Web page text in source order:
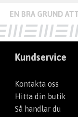
Kundservice
Kontakta oss
Hitta din butik
Så handlar du